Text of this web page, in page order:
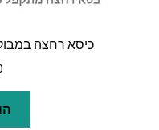
כיסא רחצה במבוק